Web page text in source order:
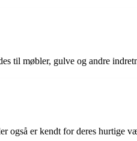
til møbler, gulve og andre
også er kendt for deres hurtige